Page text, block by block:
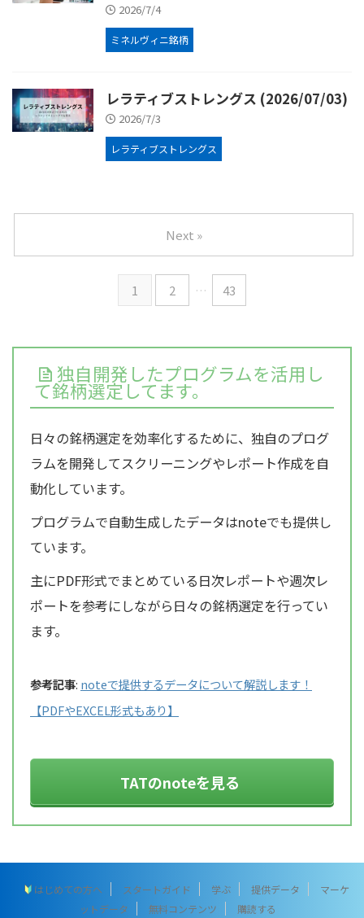
2026/7/4
ミネルヴィニ銘柄
レラティブストレングス (2026/07/03)
2026/7/3
レラティブストレングス
1 2 … 43
Next »
独自開発したプログラムを活用し
て銘柄選定してます。
日々の銘柄選定を効率化するために、独自のプログ
ラムを開発してスクリーニングやレポート作成を自
動化しています。
プログラムで自動生成したデータはnoteでも提供し
ています。
主にPDF形式でまとめている日次レポートや週次レ
ポートを参考にしながら日々の銘柄選定を行ってい
ます。
参考記事: noteで提供するデータについて解説します！
【PDFやEXCEL形式もあり】
TATのnoteを見る
はじめての方へ スタートガイド 学ぶ 提供データ
マーケ
ットデータ
無料コンテンツ 購読する